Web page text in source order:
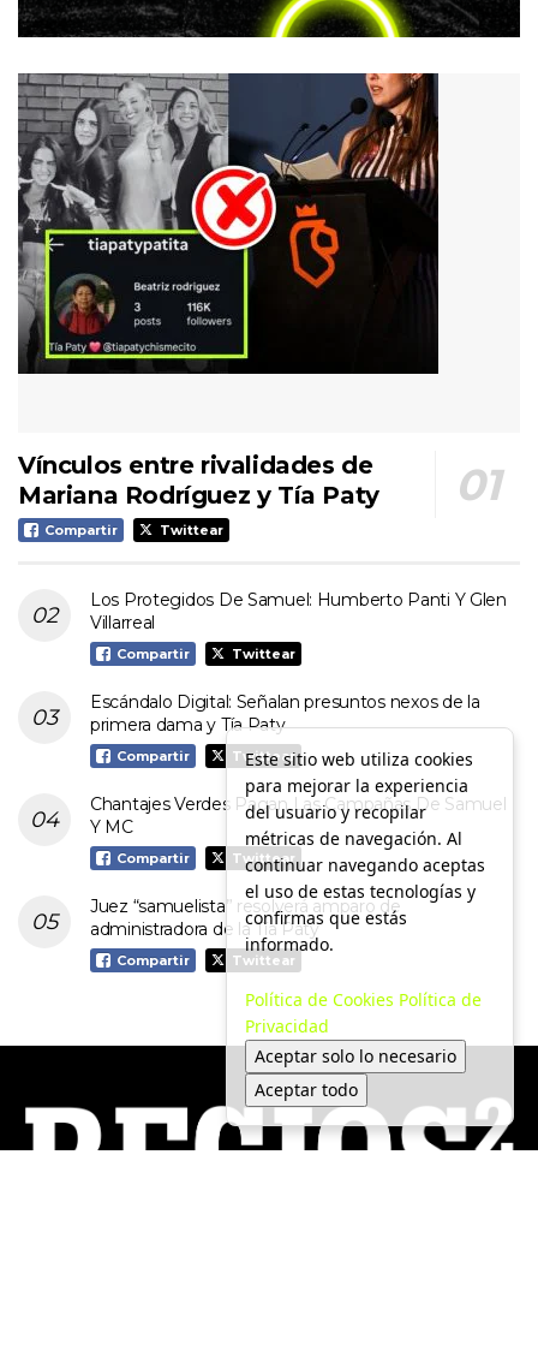
Vínculos entre rivalidades de
Mariana Rodríguez y Tía Paty
Compartir Twittear
Los Protegidos De Samuel: Humberto Panti Y Glen
Villarreal
Compartir Twittear
Escándalo Digital: Señalan presuntos nexos de la
primera dama y Tía Paty
Compartir Twittear
Chantajes Verdes Pagan Las Campañas De Samuel
Y MC
Compartir Twittear
Juez “samuelista” resolverá amparo de
administradora de la Tía Paty
Compartir Twittear
Este sitio web utiliza cookies
para mejorar la experiencia
del usuario y recopilar
métricas de navegación. Al
continuar navegando aceptas
el uso de estas tecnologías y
confirmas que estás
informado.
Política de Cookies Política de
Privacidad
Aceptar solo lo necesario
Aceptar todo